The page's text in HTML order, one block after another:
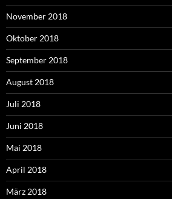
November 2018
Oktober 2018
September 2018
August 2018
Juli 2018
Juni 2018
Mai 2018
April 2018
März 2018